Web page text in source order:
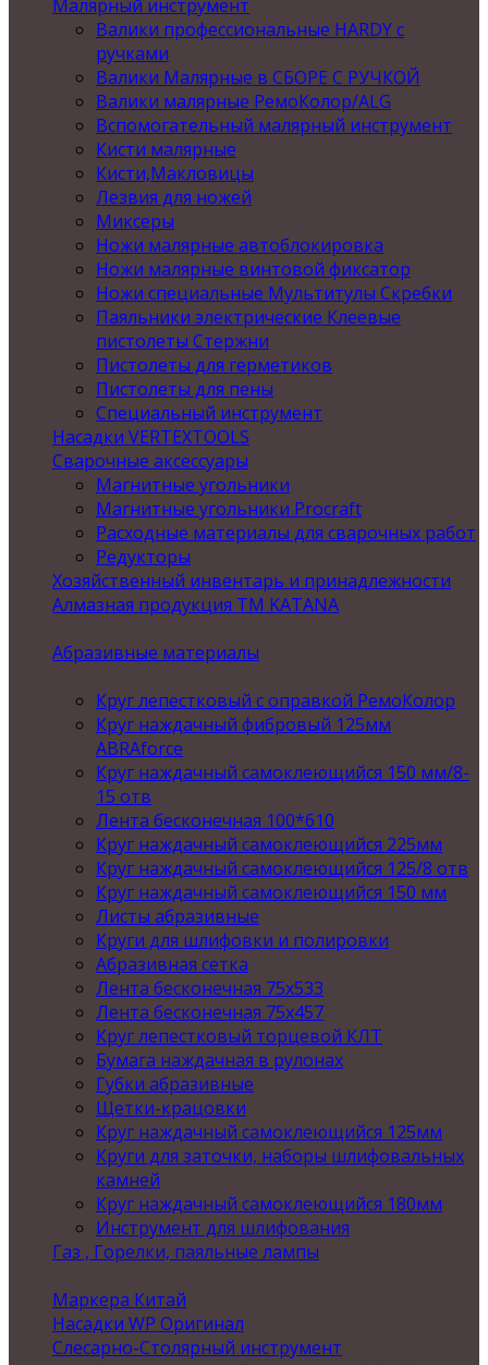
Малярный инструмент
Валики профессиональные HARDY с
ручками
Валики Малярные в СБОРЕ С РУЧКОЙ
Валики малярные РемоКолор/ALG
Вспомогательный малярный инструмент
Кисти малярные
Кисти,Макловицы
Лезвия для ножей
Миксеры
Ножи малярные автоблокировка
Ножи малярные винтовой фиксатор
Ножи специальные Мультитулы Скребки
Паяльники электрические Клеевые
пистолеты Стержни
Пистолеты для герметиков
Пистолеты для пены
Специальный инструмент
Насадки VERTEXTOOLS
Сварочные аксессуары
Магнитные угольники
Магнитные угольники Procraft
Расходные материалы для сварочных работ
Редукторы
Хозяйственный инвентарь и принадлежности
Алмазная продукция ТМ KATANA
Абразивные материалы
Круг лепестковый с оправкой РемоКолор
Круг наждачный фибровый 125мм
ABRAforce
Круг наждачный самоклеющийся 150 мм/8-
15 отв
Лента бесконечная 100*610
Круг наждачный самоклеющийся 225мм
Круг наждачный самоклеющийся 125/8 отв
Круг наждачный самоклеющийся 150 мм
Листы абразивные
Круги для шлифовки и полировки
Абразивная сетка
Лента бесконечная 75х533
Лента бесконечная 75х457
Круг лепестковый торцевой КЛТ
Бумага наждачная в рулонах
Губки абразивные
Щетки-крацовки
Круг наждачный самоклеющийся 125мм
Круги для заточки, наборы шлифовальных
камней
Круг наждачный самоклеющийся 180мм
Инструмент для шлифования
Газ , Горелки, паяльные лампы
Маркера Китай
Насадки WP Оригинал
Слесарно-Столярный инструмент